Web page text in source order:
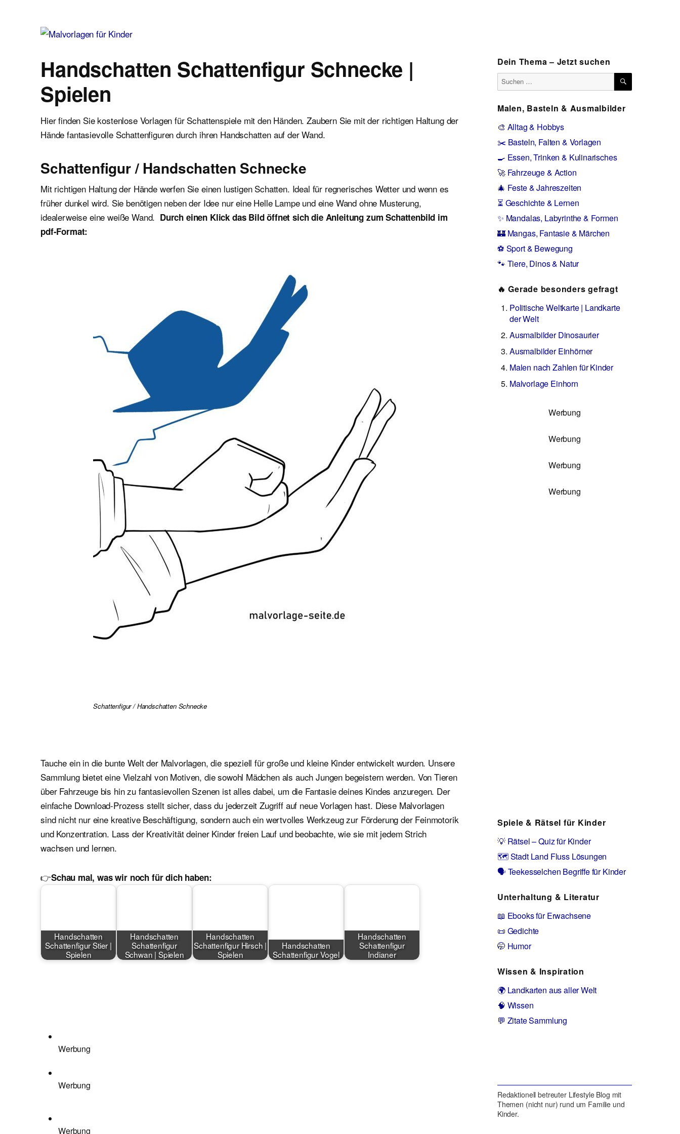
Handschatten Schattenfigur Schnecke |
Spielen
Hier finden Sie kostenlose Vorlagen für Schattenspiele mit den Händen. Zaubern Sie mit der richtigen Haltung der
Hände fantasievolle Schattenfiguren durch ihren Handschatten auf der Wand.
Schattenfigur / Handschatten Schnecke
Mit richtigen Haltung der Hände werfen Sie einen lustigen Schatten. Ideal für regnerisches Wetter und wenn es
früher dunkel wird. Sie benötigen neben der Idee nur eine Helle Lampe und eine Wand ohne Musterung,
idealerweise eine weiße Wand. Durch einen Klick das Bild öffnet sich die Anleitung zum Schattenbild im
pdf-Format:
Schattenfigur / Handschatten Schnecke
Tauche ein in die bunte Welt der Malvorlagen, die speziell für große und kleine Kinder entwickelt wurden. Unsere
Sammlung bietet eine Vielzahl von Motiven, die sowohl Mädchen als auch Jungen begeistern werden. Von Tieren
über Fahrzeuge bis hin zu fantasievollen Szenen ist alles dabei, um die Fantasie deines Kindes anzuregen. Der
einfache Download-Prozess stellt sicher, dass du jederzeit Zugriff auf neue Vorlagen hast. Diese Malvorlagen
sind nicht nur eine kreative Beschäftigung, sondern auch ein wertvolles Werkzeug zur Förderung der Feinmotorik
und Konzentration. Lass der Kreativität deiner Kinder freien Lauf und beobachte, wie sie mit jedem Strich
wachsen und lernen.
👉Schau mal, was wir noch für dich haben:
Handschatten
Schattenfigur Stier |
Spielen
Handschatten
Schattenfigur
Schwan | Spielen
Handschatten
Schattenfigur Hirsch |
Spielen
Handschatten
Schattenfigur Vogel
Handschatten
Schattenfigur
Indianer
Werbung
Werbung
Werbung
Dein Thema – Jetzt suchen
Suchen
nach:
SUCHEN
Malen, Basteln & Ausmalbilder
🎨 Alltag & Hobbys
✂️ Basteln, Falten & Vorlagen
🍳 Essen, Trinken & Kulinarisches
🚀 Fahrzeuge & Action
🎄 Feste & Jahreszeiten
⏳ Geschichte & Lernen
✨ Mandalas, Labyrinthe & Formen
🏰 Mangas, Fantasie & Märchen
⚽ Sport & Bewegung
🐾 Tiere, Dinos & Natur
🔥 Gerade besonders gefragt
Politische Weltkarte | Landkarte
der Welt
Ausmalbilder Dinosaurier
Ausmalbilder Einhörner
Malen nach Zahlen für Kinder
Malvorlage Einhorn
Werbung
Werbung
Werbung
Werbung
Spiele & Rätsel für Kinder
💡 Rätsel – Quiz für Kinder
🗺️ Stadt Land Fluss Lösungen
🗣️ Teekesselchen Begriffe für Kinder
Unterhaltung & Literatur
📖 Ebooks für Erwachsene
📜 Gedichte
🤭 Humor
Wissen & Inspiration
🌍 Landkarten aus aller Welt
🧠 Wissen
💬 Zitate Sammlung
Redaktionell betreuter Lifestyle Blog mit
Themen (nicht nur) rund um Familie und
Kinder.